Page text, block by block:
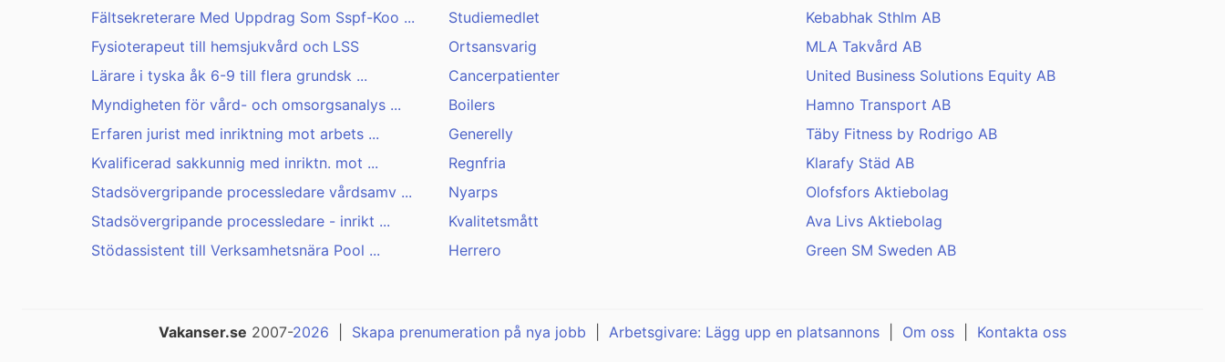
Fältsekreterare Med Uppdrag Som Sspf-Koo ...
Fysioterapeut till hemsjukvård och LSS
Lärare i tyska åk 6-9 till flera grundsk ...
Myndigheten för vård- och omsorgsanalys ...
Erfaren jurist med inriktning mot arbets ...
Kvalificerad sakkunnig med inriktn. mot ...
Stadsövergripande processledare vårdsamv ...
Stadsövergripande processledare - inrikt ...
Stödassistent till Verksamhetsnära Pool ...
Studiemedlet
Ortsansvarig
Cancerpatienter
Boilers
Generelly
Regnfria
Nyarps
Kvalitetsmått
Herrero
Kebabhak Sthlm AB
MLA Takvård AB
United Business Solutions Equity AB
Hamno Transport AB
Täby Fitness by Rodrigo AB
Klarafy Städ AB
Olofsfors Aktiebolag
Ava Livs Aktiebolag
Green SM Sweden AB
Vakanser.se 2007-2026 Skapa prenumeration på nya jobb Arbetsgivare: Lägg upp en platsannons Om oss Kontakta oss